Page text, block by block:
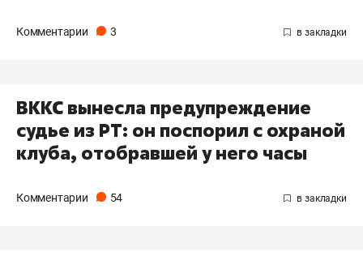
Комментарии 3
ВККС вынесла предупреждение
судье из РТ: он поспорил с охраной
клуба, отобравшей у него часы
Комментарии 54